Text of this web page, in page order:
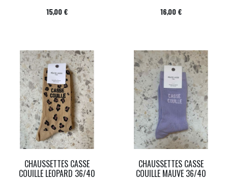
Prix
15,00 € Prix
16,00 €
CHAUSSETTES CASSE
COUILLE LEOPARD 36/40
CHAUSSETTES CASSE
COUILLE MAUVE 36/40